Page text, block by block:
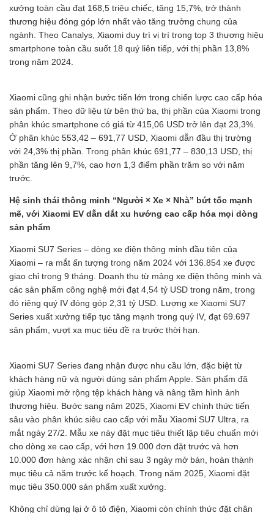
xưởng toàn cầu đạt 168,5 triệu chiếc, tăng 15,7%, trở thành
thương hiệu đóng góp lớn nhất vào tăng trưởng chung của
ngành. Theo Canalys, Xiaomi duy trì vị trí trong top 3 thương hiệu
smartphone toàn cầu suốt 18 quý liên tiếp, với thị phần 13,8%
trong năm 2024.
Xiaomi cũng ghi nhận bước tiến lớn trong chiến lược cao cấp hóa
sản phẩm. Theo dữ liệu từ bên thứ ba, thị phần của Xiaomi trong
phân khúc smartphone có giá từ 415,06 USD trở lên đạt 23,3%.
Ở phân khúc 553,42 – 691,77 USD, Xiaomi dẫn đầu thị trường
với 24,3% thị phần. Trong phân khúc 691,77 – 830,13 USD, thị
phần tăng lên 9,7%, cao hơn 1,3 điểm phần trăm so với năm
trước.
Hệ sinh thái thông minh “Người × Xe × Nhà” bứt tốc mạnh
mẽ, với Xiaomi EV dẫn dắt xu hướng cao cấp hóa mọi dòng
sản phẩm
Xiaomi SU7 Series – dòng xe điện thông minh đầu tiên của
Xiaomi – ra mắt ấn tượng trong năm 2024 với 136.854 xe được
giao chỉ trong 9 tháng. Doanh thu từ mảng xe điện thông minh và
các sản phẩm công nghệ mới đạt 4,54 tỷ USD trong năm, trong
đó riêng quý IV đóng góp 2,31 tỷ USD. Lượng xe Xiaomi SU7
Series xuất xưởng tiếp tục tăng mạnh trong quý IV, đạt 69.697
sản phẩm, vượt xa mục tiêu đề ra trước thời hạn.
Xiaomi SU7 Series đang nhận được nhu cầu lớn, đặc biệt từ
khách hàng nữ và người dùng sản phẩm Apple. Sản phẩm đã
giúp Xiaomi mở rộng tệp khách hàng và nâng tầm hình ảnh
thương hiệu. Bước sang năm 2025, Xiaomi EV chính thức tiến
sâu vào phân khúc siêu cao cấp với mẫu Xiaomi SU7 Ultra, ra
mắt ngày 27/2. Mẫu xe này đặt mục tiêu thiết lập tiêu chuẩn mới
cho dòng xe cao cấp, với hơn 19.000 đơn đặt trước và hơn
10.000 đơn hàng xác nhận chỉ sau 3 ngày mở bán, hoàn thành
mục tiêu cả năm trước kế hoạch. Trong năm 2025, Xiaomi đặt
mục tiêu 350.000 sản phẩm xuất xưởng.
Không chỉ dừng lại ở ô tô điện, Xiaomi còn chính thức đặt chân